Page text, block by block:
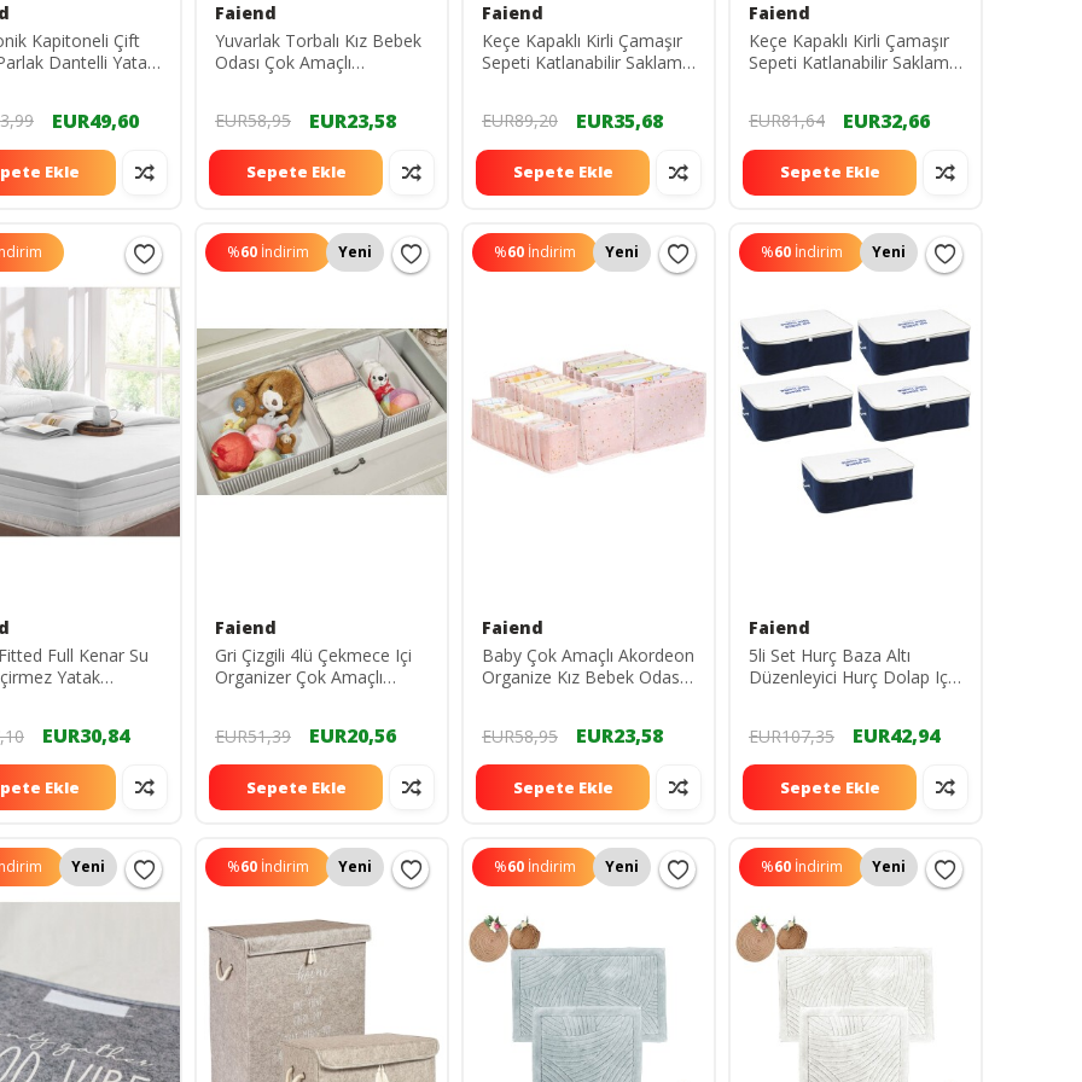
Kapitoneli Çift
Dantelli Yatak
EUR49,60
Ekle
Faiend
Yuvarlak Torbalı Kız Bebek
Odası Çok Amaçlı
EUR58,95 EUR23,58
Sepete Ekle
Faiend
Keçe Kapaklı Kirli Çamaşır
Sepeti Katlanabilir Saklama
EUR89,20 EUR35,68
Sepete Ekle
Faiend
Keçe Kapaklı Kirli Çamaşır
Sepeti Katlanabilir Saklama
EUR81,64 EUR32,66
Sepete Ekle
Full Kenar Su
Yatak
EUR30,84
Ekle
%60 İndirim Yeni
Faiend
Gri Çizgili 4lü Çekmece Içi
Organizer Çok Amaçlı
dop12365227igo
EUR51,39 EUR20,56
Sepete Ekle
%60 İndirim Yeni
Faiend
Baby Çok Amaçlı Akordeon
Organize Kız Bebek Odası
EUR58,95 EUR23,58
Sepete Ekle
%60 İndirim Yeni
Faiend
5li Set Hurç Baza Altı
Düzenleyici Hurç Dolap Içi
dop12244874igo
EUR107,35 EUR42,94
Sepete Ekle
Yeni %60 İndirim Yeni %60 İndirim Yeni %60 İndirim Yeni